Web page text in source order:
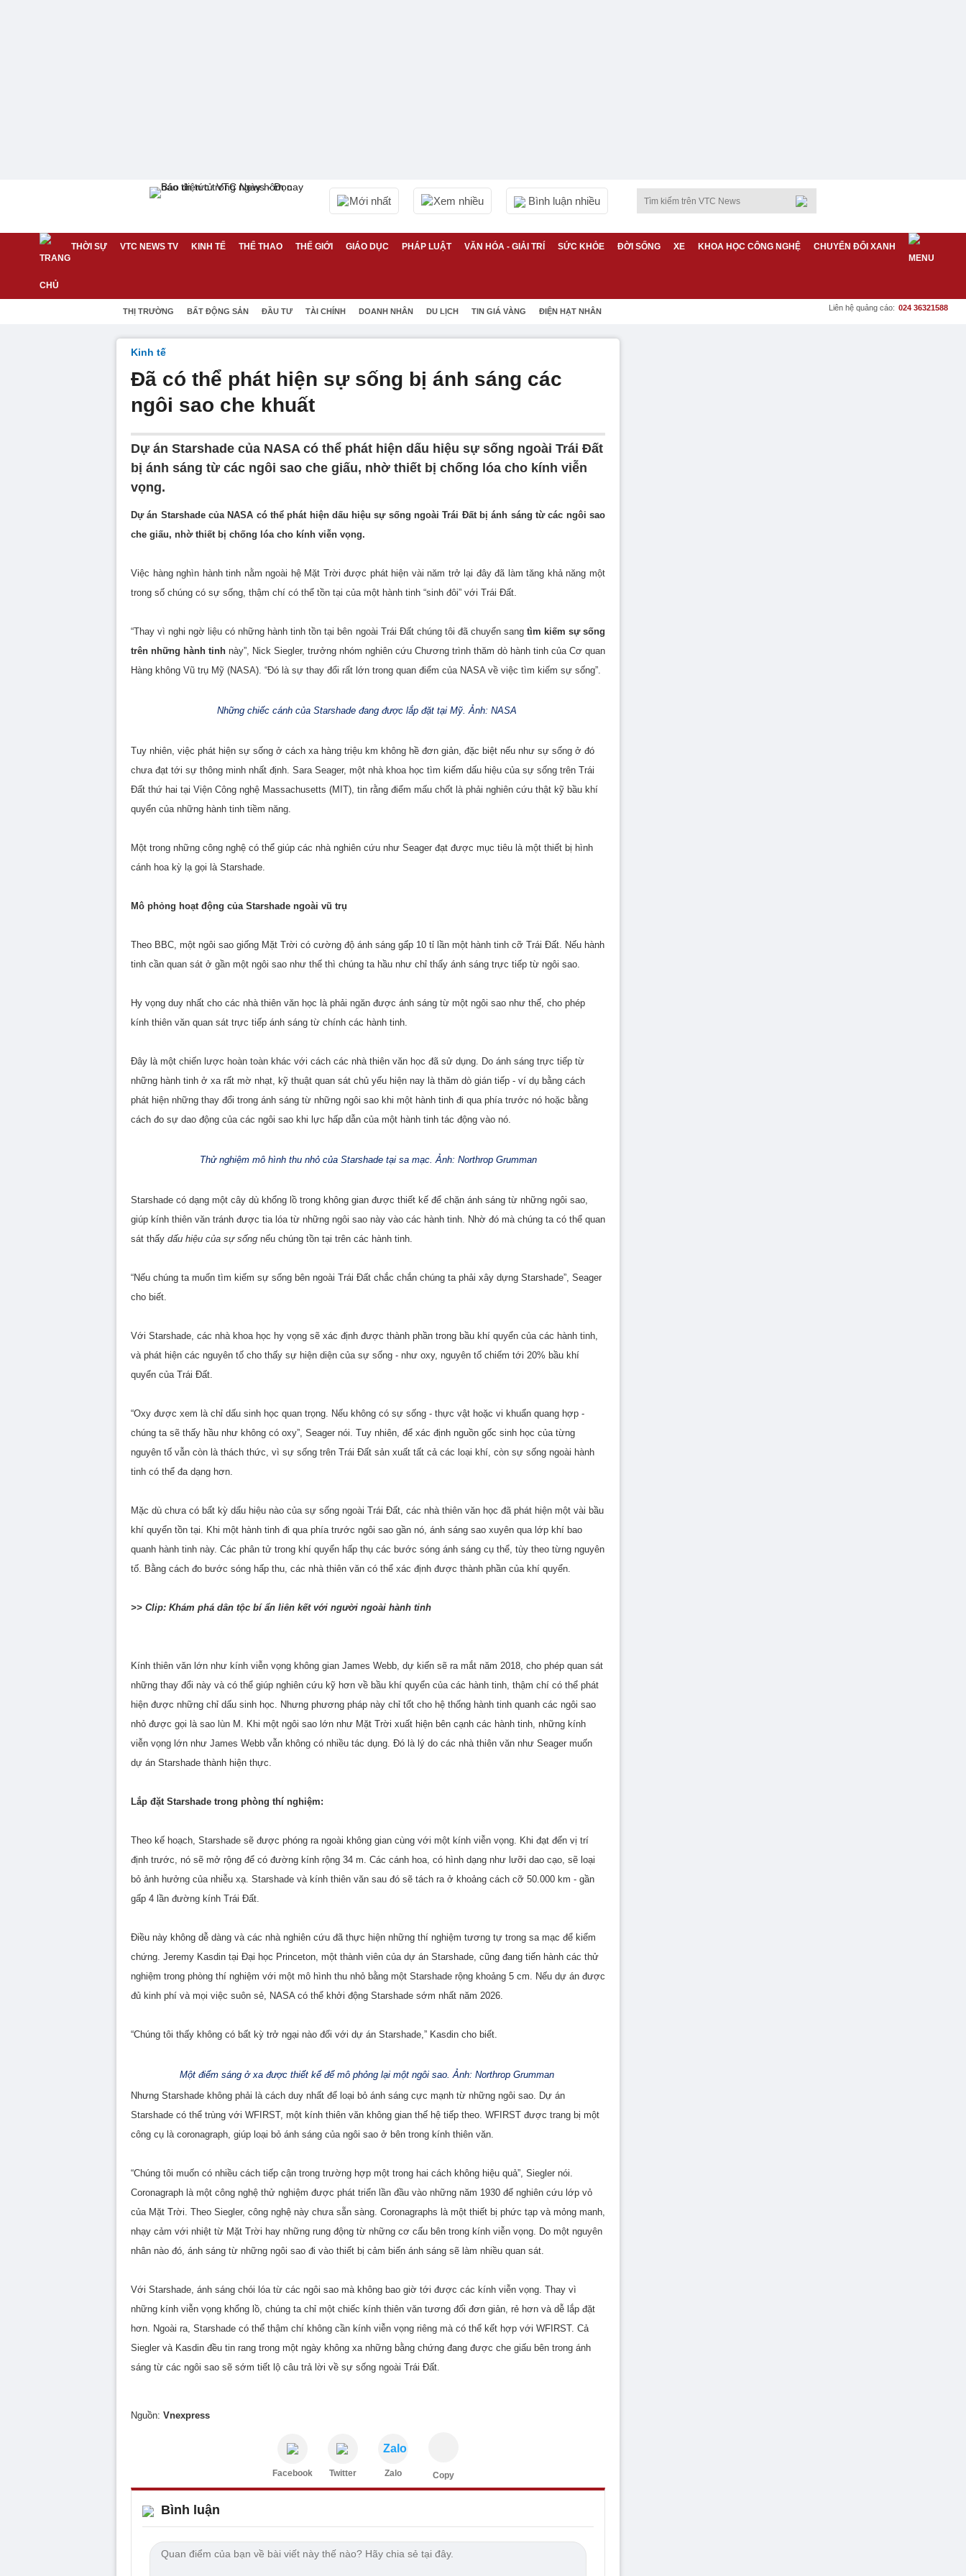
Mới nhất Xem nhiều Bình luận nhiều
THỜI SỰ VTC NEWS TV KINH TẾ THỂ THAO THẾ GIỚI GIÁO DỤC PHÁP LUẬT VĂN HÓA - GIẢI TRÍ SỨC KHỎE ĐỜI SỐNG XE KHOA HỌC CÔNG NGHỆ CHUYỂN ĐỔI XANH
THỊ TRƯỜNG BẤT ĐỘNG SẢN ĐẦU TƯ TÀI CHÍNH DOANH NHÂN DU LỊCH TIN GIÁ VÀNG ĐIỆN HẠT NHÂN Liên hệ quảng cáo: 024 36321588
Kinh tế
Đã có thể phát hiện sự sống bị ánh sáng các
ngôi sao che khuất
Dự án Starshade của NASA có thể phát hiện dấu hiệu sự sống ngoài Trái Đất
bị ánh sáng từ các ngôi sao che giấu, nhờ thiết bị chống lóa cho kính viễn
vọng.
Dự án Starshade của NASA có thể phát hiện dấu hiệu sự sống ngoài Trái Đất bị ánh sáng từ các ngôi sao
che giấu, nhờ thiết bị chống lóa cho kính viễn vọng.
Việc hàng nghìn hành tinh nằm ngoài hệ Mặt Trời được phát hiện vài năm trở lại đây đã làm tăng khả năng một
trong số chúng có sự sống, thậm chí có thể tồn tại của một hành tinh “sinh đôi” với Trái Đất.
“Thay vì nghi ngờ liệu có những hành tinh tồn tại bên ngoài Trái Đất chúng tôi đã chuyển sang tìm kiếm sự sống
trên những hành tinh này”, Nick Siegler, trưởng nhóm nghiên cứu Chương trình thăm dò hành tinh của Cơ quan
Hàng không Vũ trụ Mỹ (NASA). “Đó là sự thay đổi rất lớn trong quan điểm của NASA về việc tìm kiếm sự sống”.
Những chiếc cánh của Starshade đang được lắp đặt tại Mỹ. Ảnh: NASA
Tuy nhiên, việc phát hiện sự sống ở cách xa hàng triệu km không hề đơn giản, đặc biệt nếu như sự sống ở đó
chưa đạt tới sự thông minh nhất định. Sara Seager, một nhà khoa học tìm kiếm dấu hiệu của sự sống trên Trái
Đất thứ hai tại Viện Công nghệ Massachusetts (MIT), tin rằng điểm mấu chốt là phải nghiên cứu thật kỹ bầu khí
quyển của những hành tinh tiềm năng.
Một trong những công nghệ có thể giúp các nhà nghiên cứu như Seager đạt được mục tiêu là một thiết bị hình
cánh hoa kỳ lạ gọi là Starshade.
Mô phỏng hoạt động của Starshade ngoài vũ trụ
Theo BBC, một ngôi sao giống Mặt Trời có cường độ ánh sáng gấp 10 tỉ lần một hành tinh cỡ Trái Đất. Nếu hành
tinh cần quan sát ở gần một ngôi sao như thế thì chúng ta hầu như chỉ thấy ánh sáng trực tiếp từ ngôi sao.
Hy vọng duy nhất cho các nhà thiên văn học là phải ngăn được ánh sáng từ một ngôi sao như thế, cho phép
kính thiên văn quan sát trực tiếp ánh sáng từ chính các hành tinh.
Đây là một chiến lược hoàn toàn khác với cách các nhà thiên văn học đã sử dụng. Do ánh sáng trực tiếp từ
những hành tinh ở xa rất mờ nhạt, kỹ thuật quan sát chủ yếu hiện nay là thăm dò gián tiếp - ví dụ bằng cách
phát hiện những thay đổi trong ánh sáng từ những ngôi sao khi một hành tinh đi qua phía trước nó hoặc bằng
cách đo sự dao động của các ngôi sao khi lực hấp dẫn của một hành tinh tác động vào nó.
Thử nghiệm mô hình thu nhỏ của Starshade tại sa mạc. Ảnh: Northrop Grumman
Starshade có dạng một cây dù khổng lồ trong không gian được thiết kế để chặn ánh sáng từ những ngôi sao,
giúp kính thiên văn tránh được tia lóa từ những ngôi sao này vào các hành tinh. Nhờ đó mà chúng ta có thể quan
sát thấy dấu hiệu của sự sống nếu chúng tồn tại trên các hành tinh.
“Nếu chúng ta muốn tìm kiếm sự sống bên ngoài Trái Đất chắc chắn chúng ta phải xây dựng Starshade”, Seager
cho biết.
Với Starshade, các nhà khoa học hy vọng sẽ xác định được thành phần trong bầu khí quyển của các hành tinh,
và phát hiện các nguyên tố cho thấy sự hiện diện của sự sống - như oxy, nguyên tố chiếm tới 20% bầu khí
quyển của Trái Đất.
“Oxy được xem là chỉ dấu sinh học quan trọng. Nếu không có sự sống - thực vật hoặc vi khuẩn quang hợp -
chúng ta sẽ thấy hầu như không có oxy”, Seager nói. Tuy nhiên, để xác định nguồn gốc sinh học của từng
nguyên tố vẫn còn là thách thức, vì sự sống trên Trái Đất sản xuất tất cả các loại khí, còn sự sống ngoài hành
tinh có thể đa dạng hơn.
Mặc dù chưa có bất kỳ dấu hiệu nào của sự sống ngoài Trái Đất, các nhà thiên văn học đã phát hiện một vài bầu
khí quyển tồn tại. Khi một hành tinh đi qua phía trước ngôi sao gần nó, ánh sáng sao xuyên qua lớp khí bao
quanh hành tinh này. Các phân tử trong khí quyển hấp thụ các bước sóng ánh sáng cụ thể, tùy theo từng nguyên
tố. Bằng cách đo bước sóng hấp thu, các nhà thiên văn có thể xác định được thành phần của khí quyển.
>> Clip: Khám phá dân tộc bí ẩn liên kết với người ngoài hành tinh
Kính thiên văn lớn như kính viễn vọng không gian James Webb, dự kiến ​​sẽ ra mắt năm 2018, cho phép quan sát
những thay đổi này và có thể giúp nghiên cứu kỹ hơn về bầu khí quyển của các hành tinh, thậm chí có thể phát
hiện được những chỉ dấu sinh học. Nhưng phương pháp này chỉ tốt cho hệ thống hành tinh quanh các ngôi sao
nhỏ được gọi là sao lùn M. Khi một ngôi sao lớn như Mặt Trời xuất hiện bên cạnh các hành tinh, những kính
viễn vọng lớn như James Webb vẫn không có nhiều tác dụng. Đó là lý do các nhà thiên văn như Seager muốn
dự án Starshade thành hiện thực.
Lắp đặt Starshade trong phòng thí nghiệm:
Theo kế hoạch, Starshade sẽ được phóng ra ngoài không gian cùng với một kính viễn vọng. Khi đạt đến vị trí
định trước, nó sẽ mở rộng để có đường kính rộng 34 m. Các cánh hoa, có hình dạng như lưỡi dao cạo, sẽ loại
bỏ ảnh hưởng của nhiễu xạ. Starshade và kính thiên văn sau đó sẽ tách ra ở khoảng cách cỡ 50.000 km - gần
gấp 4 lần đường kính Trái Đất.
Điều này không dễ dàng và các nhà nghiên cứu đã thực hiện những thí nghiệm tương tự trong sa mạc để kiểm
chứng. Jeremy Kasdin tại Đại học Princeton, một thành viên của dự án Starshade, cũng đang tiến hành các thử
nghiệm trong phòng thí nghiệm với một mô hình thu nhỏ bằng một Starshade rộng khoảng 5 cm. Nếu dự án được
đủ kinh phí và mọi việc suôn sẻ, NASA có thể khởi động Starshade sớm nhất năm 2026.
“Chúng tôi thấy không có bất kỳ trở ngại nào đối với dự án Starshade,” Kasdin cho biết.
Một điểm sáng ở xa được thiết kế để mô phỏng lại một ngôi sao. Ảnh: Northrop Grumman
Nhưng Starshade không phải là cách duy nhất để loại bỏ ánh sáng cực mạnh từ những ngôi sao. Dự án
Starshade có thể trùng với WFIRST, một kính thiên văn không gian thế hệ tiếp theo. WFIRST được trang bị một
công cụ là coronagraph, giúp loại bỏ ánh sáng của ngôi sao ở bên trong kính thiên văn.
“Chúng tôi muốn có nhiều cách tiếp cận trong trường hợp một trong hai cách không hiệu quả”, Siegler nói.
Coronagraph là một công nghệ thử nghiệm được phát triển lần đầu vào những năm 1930 để nghiên cứu lớp vỏ
của Mặt Trời. Theo Siegler, công nghệ này chưa sẵn sàng. Coronagraphs là một thiết bị phức tạp và mỏng manh,
nhạy cảm với nhiệt từ Mặt Trời hay những rung động từ những cơ cấu bên trong kính viễn vọng. Do một nguyên
nhân nào đó, ánh sáng từ những ngôi sao đi vào thiết bị cảm biến ánh sáng sẽ làm nhiều quan sát.
Với Starshade, ánh sáng chói lóa từ các ngôi sao mà không bao giờ tới được các kính viễn vọng. Thay vì
những kính viễn vọng khổng lồ, chúng ta chỉ một chiếc kính thiên văn tương đối đơn giản, rẻ hơn và dễ lắp đặt
hơn. Ngoài ra, Starshade có thể thậm chí không cần kính viễn vọng riêng mà có thể kết hợp với WFIRST. Cả
Siegler và Kasdin đều tin rang trong một ngày không xa những bằng chứng đang được che giấu bên trong ánh
sáng từ các ngôi sao sẽ sớm tiết lộ câu trả lời về sự sống ngoài Trái Đất.
Nguồn: Vnexpress
Facebook Twitter
Zalo
Zalo Copy
Bình luận